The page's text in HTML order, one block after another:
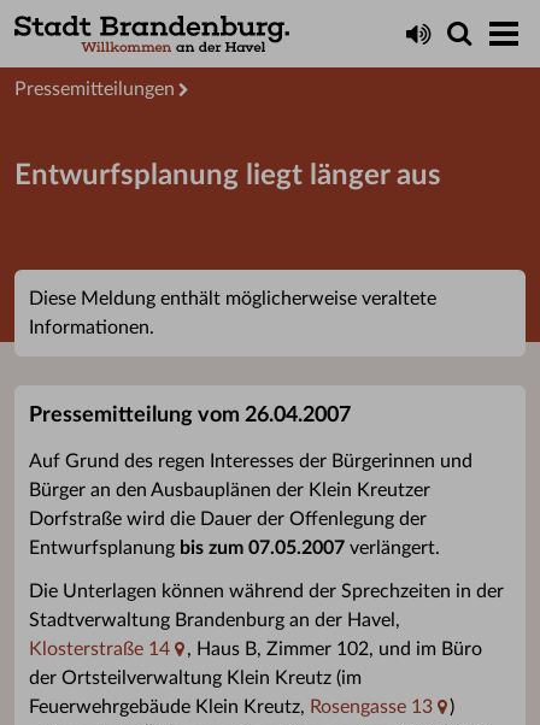
Presseservice
Pressemitteilungen
Entwurfsplanung liegt länger aus
Diese Meldung enthält möglicherweise veraltete
Informationen.
Pressemitteilung vom 26.04.2007
Auf Grund des regen Interesses der Bürgerinnen und
Bürger an den Ausbauplänen der Klein Kreutzer
Dorfstraße wird die Dauer der Offenlegung der
Entwurfsplanung bis zum 07.05.2007 verlängert.
Die Unterlagen können während der Sprechzeiten in der
Stadtverwaltung Brandenburg an der Havel,
Klosterstraße 14
, Haus B, Zimmer 102, und im Büro
der Ortsteilverwaltung Klein Kreutz (im
Feuerwehrgebäude Klein Kreutz, Rosengasse 13
)